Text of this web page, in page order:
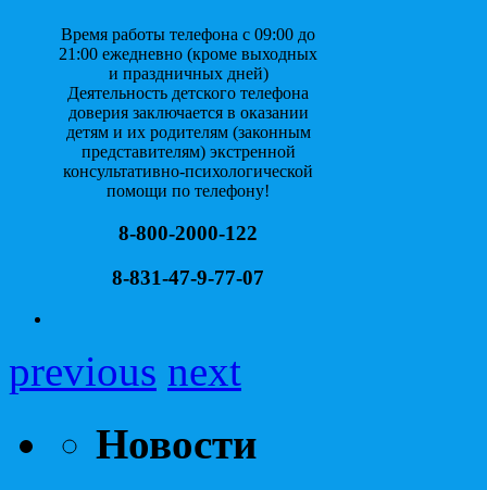
Время работы телефона с 09:00 до
21:00 ежедневно (кроме выходных
и праздничных дней)
Деятельность детского телефона
доверия заключается в оказании
детям и их родителям (законным
представителям) экстренной
консультативно-психологической
помощи по телефону!
8-800-2000-122
8-831-47-9-77-07
previous next
Новости